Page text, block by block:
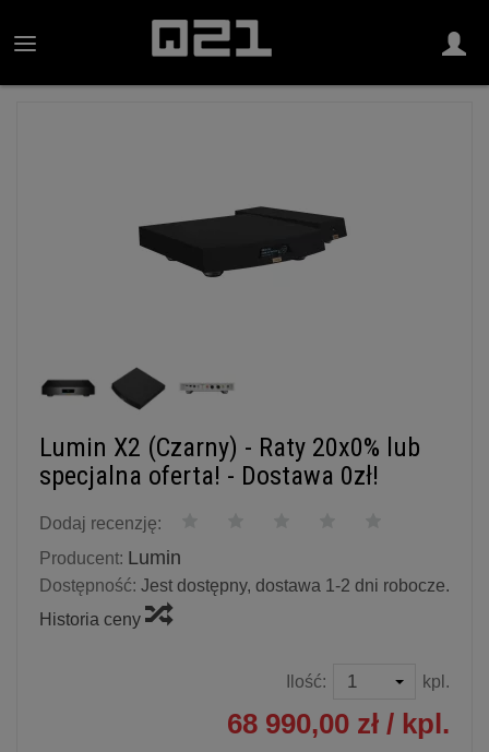
Lumin X2 (Czarny) - Raty 20x0% lub
specjalna oferta! - Dostawa 0zł!
Dodaj recenzję:
Producent: Lumin
Dostępność: Jest dostępny, dostawa 1-2 dni robocze.
Historia ceny
Ilość: kpl.
68 990,00 zł / kpl.